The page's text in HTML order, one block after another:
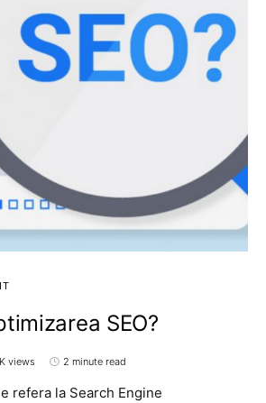
SEO?
views 2 minute read
refera la Search Engine